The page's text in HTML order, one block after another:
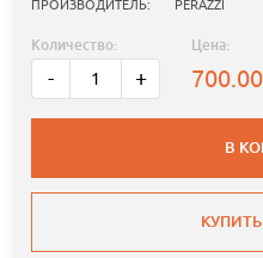
ПРОИЗВОДИТЕЛЬ: PERAZZI
Количество:
- +
Цена:
700.00
В